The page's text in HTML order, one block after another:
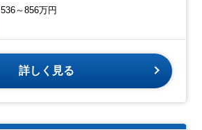
536～856万円
詳しく見る